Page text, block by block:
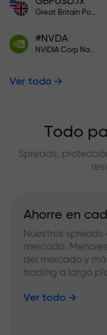
Great Britain Pound vs US Dollar
#NVDA
NVIDIA Corp Nasdaq Stock Exchange (Nasdaq) USD
Ver todo
Todo
Spreads,
Ahorre en
Nuestros
mercado.
del mercado y
trading a largo
Ver todo